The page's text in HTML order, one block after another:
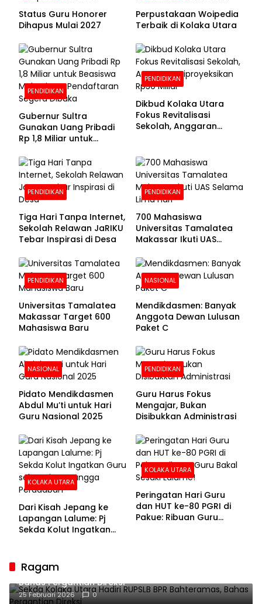
Status Guru Honorer
Dihapus Mulai 2027
Perpustakaan Woipedia
Terbaik di Kolaka Utara
PENDIDIKAN
Gubernur Sultra
Gunakan Uang Pribadi
Rp 1,8 Miliar untuk
Pendaftaran Segera
Dibuka
PENDIDIKAN
Dikbud Kolaka Utara
Fokus Revitalisasi
Sekolah, Anggaran
PENDIDIKAN
Tiga Hari Tanpa Internet,
Sekolah Relawan JaRIKU
Tebar Inspirasi di Desa
PENDIDIKAN
700 Mahasiswa
Universitas Tamalatea
Makassar Ikuti UAS
PENDIDIKAN
Universitas Tamalatea
Makassar Target 600
Mahasiswa Baru
NASIONAL
Mendikdasmen: Banyak
Anggota Dewan Lulusan
Paket C
NASIONAL
Pidato Mendikdasmen
Abdul Mu’ti untuk Hari
Guru Nasional 2025
PENDIDIKAN
Guru Harus Fokus
Mengajar, Bukan
Disibukkan Administrasi
KOLAKA UTARA
Dari Kisah Jepang ke
Lapangan Lalume: Pj
Sekda Kolut Ingatkan
KOLAKA UTARA
Peringatan Hari Guru
dan HUT ke-80 PGRI di
Pakue: Ribuan Guru
Ragam
Sekda Kolaka Utara Hadiri RUPSLB BPR Bahteramas,
Bahas Pergantian Direksi
25 Februari 2026 0